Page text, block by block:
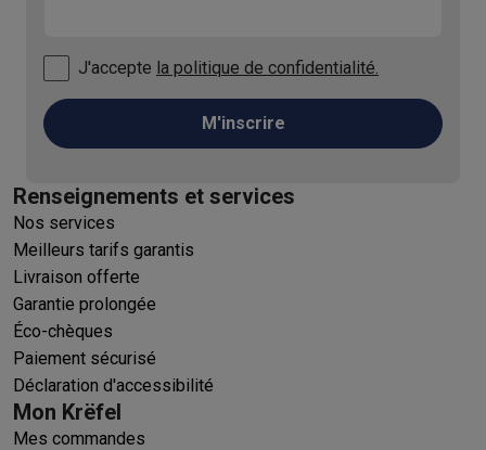
J'accepte la politique de confidentialité.
M'inscrire
Renseignements et services
Nos services
Meilleurs tarifs garantis
Livraison offerte
Garantie prolongée
Éco-chèques
Paiement sécurisé
Déclaration d'accessibilité
Mon Krëfel
Mes commandes